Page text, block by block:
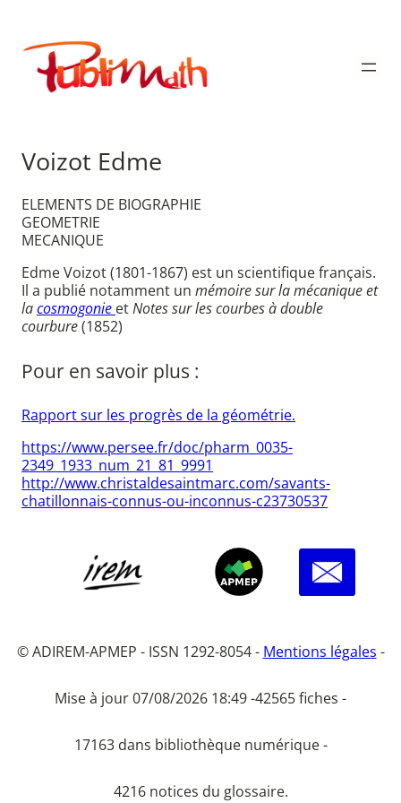
contenu
Publimath
Voizot Edme
ELEMENTS DE BIOGRAPHIE
GEOMETRIE
MECANIQUE
Edme Voizot (1801-1867) est un scientifique français.
Il a publié notamment un mémoire sur la mécanique et
lacosmogonie etNotes sur les courbes à double
courbure(1852)
Pour en savoir plus :
Rapport sur les progrès de la géométrie.
https://www.persee.fr/doc/pharm_0035-
2349_1933_num_21_81_9991
http://www.christaldesaintmarc.com/savants-
chatillonnais-connus-ou-inconnus-c23730537
© ADIREM-APMEP - ISSN 1292-8054 - Mentions légales -
Mise à jour 07/08/2026 18:49 -42565 fiches -
17163 dans bibliothèque numérique -
4216 notices du glossaire.